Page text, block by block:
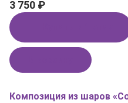
3 750 ₽
Композиция из шаров